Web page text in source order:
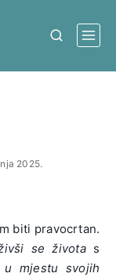
2025.
biti pravocrtan.
se životas
u mjestu svojih